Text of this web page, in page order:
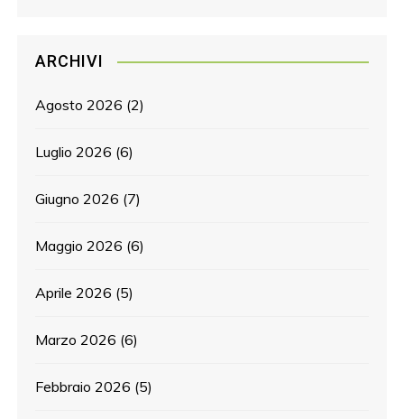
ARCHIVI
Agosto 2026 (2)
Luglio 2026 (6)
Giugno 2026 (7)
Maggio 2026 (6)
Aprile 2026 (5)
Marzo 2026 (6)
Febbraio 2026 (5)